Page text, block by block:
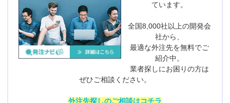
ています。
全国8,000社以上の開発会
社から、
最適な外注先を無料でご
紹介中。
業者探しにお困りの方は
ぜひご相談ください。
外注先探しのご相談はコチラ